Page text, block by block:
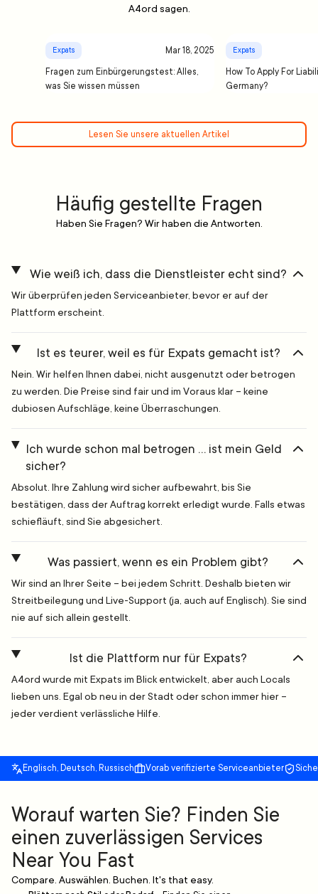
A4ord sagen.
Expats Mar 18, 2025
Fragen zum Einbürgerungstest: Alles,
was Sie wissen müssen
Expats
How To Apply For
Germany?
Lesen Sie unsere aktuellen Artikel
Häufig gestellte Fragen
Haben Sie Fragen? Wir haben die Antworten.
Wie weiß ich, dass die Dienstleister echt sind?
Wir überprüfen jeden Serviceanbieter, bevor er auf der
Plattform erscheint.
Ist es teurer, weil es für Expats gemacht ist?
Nein. Wir helfen Ihnen dabei, nicht ausgenutzt oder betrogen
zu werden. Die Preise sind fair und im Voraus klar – keine
dubiosen Aufschläge, keine Überraschungen.
Ich wurde schon mal betrogen … ist mein Geld
sicher?
Absolut. Ihre Zahlung wird sicher aufbewahrt, bis Sie
bestätigen, dass der Auftrag korrekt erledigt wurde. Falls etwas
schiefläuft, sind Sie abgesichert.
Was passiert, wenn es ein Problem gibt?
Wir sind an Ihrer Seite – bei jedem Schritt. Deshalb bieten wir
Streitbeilegung und Live-Support (ja, auch auf Englisch). Sie sind
nie auf sich allein gestellt.
Ist die Plattform nur für Expats?
A4ord wurde mit Expats im Blick entwickelt, aber auch Locals
lieben uns. Egal ob neu in der Stadt oder schon immer hier –
jeder verdient verlässliche Hilfe.
Englisch, Deutsch, Russisch Vorab verifizierte Serviceanbieter
Worauf warten Sie? Finden Sie
einen zuverlässigen Services
Near You Fast
Compare. Auswählen. Buchen. It's that easy.